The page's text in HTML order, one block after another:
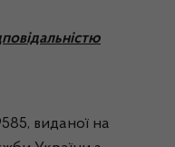
виданої на